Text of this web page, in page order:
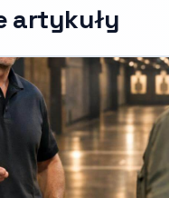
artykuły